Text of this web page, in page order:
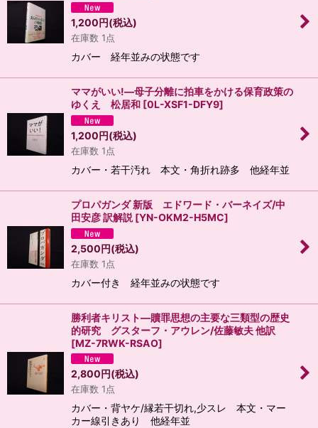
1,200円(税込)
在庫数 1点
カバー 経年並みの状態です
ママがいい!―母子分離に拍車をかける保育政策の
ゆくえ 松居和 [0L-XSF1-DFY9]
1,200円(税込)
在庫数 1点
カバー・若干汚れ 本文・角折れ跡多 他経年並
プロパガンダ 新版 エドワード・バーネイズ/中
田安彦 訳解説 [YN-OKM2-H5MC]
2,500円(税込)
在庫数 1点
カバー付き 経年並みの状態です
勝利者キリスト―贖罪思想の主要な三類型の歴史
的研究 グスターフ・アウレン/佐藤敏夫 他訳
[MZ-7RWK-RSAO]
2,800円(税込)
在庫数 1点
カバー・背ヤケ/縁若干切れ,少スレ 本文・マー
カー線引きあり 他経年並